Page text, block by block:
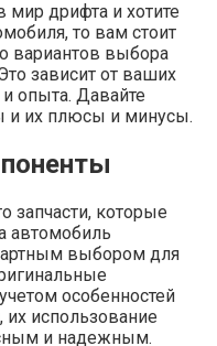
мир дрифта и хотите
то вам стоит
вариантов выбора
зависит от ваших
опыта. Давайте
и их плюсы и минусы.
запчасти, которые
автомобиль
выбором для
особенностей
использование
и надежным.